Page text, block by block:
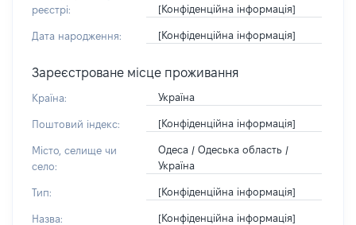
реєстрі:
[Конфіденційна інформація]
Дата народження: [Конфіденційна інформація]
Зареєстроване місце проживання
Країна: Україна
Поштовий індекс: [Конфіденційна інформація]
Місто, селище чи
село:
Одеса / Одеська область /
Україна
Тип: [Конфіденційна інформація]
Назва: [Конфіденційна інформація]